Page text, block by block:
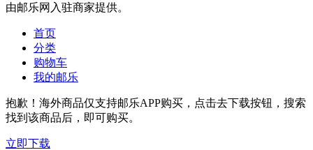
由邮乐网入驻商家提供。
首页
分类
购物车
我的邮乐
抱歉！海外商品仅支持邮乐APP购买，点击去下载按钮，搜索
找到该商品后，即可购买。
立即下载